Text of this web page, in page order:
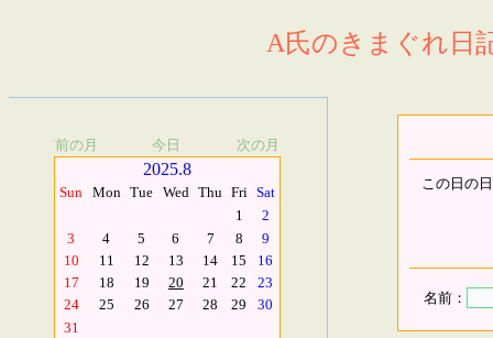
A氏のきまぐれ日
前の月 今日 次の月
2025.8
Sun Mon Tue Wed Thu Fri Sat
1
2
3
4 5 6 7 8
9
10
11 12 13 14 15
16
17
18 19 20 21 22
23
24
25 26 27 28 29
30
31
この日の
名前：